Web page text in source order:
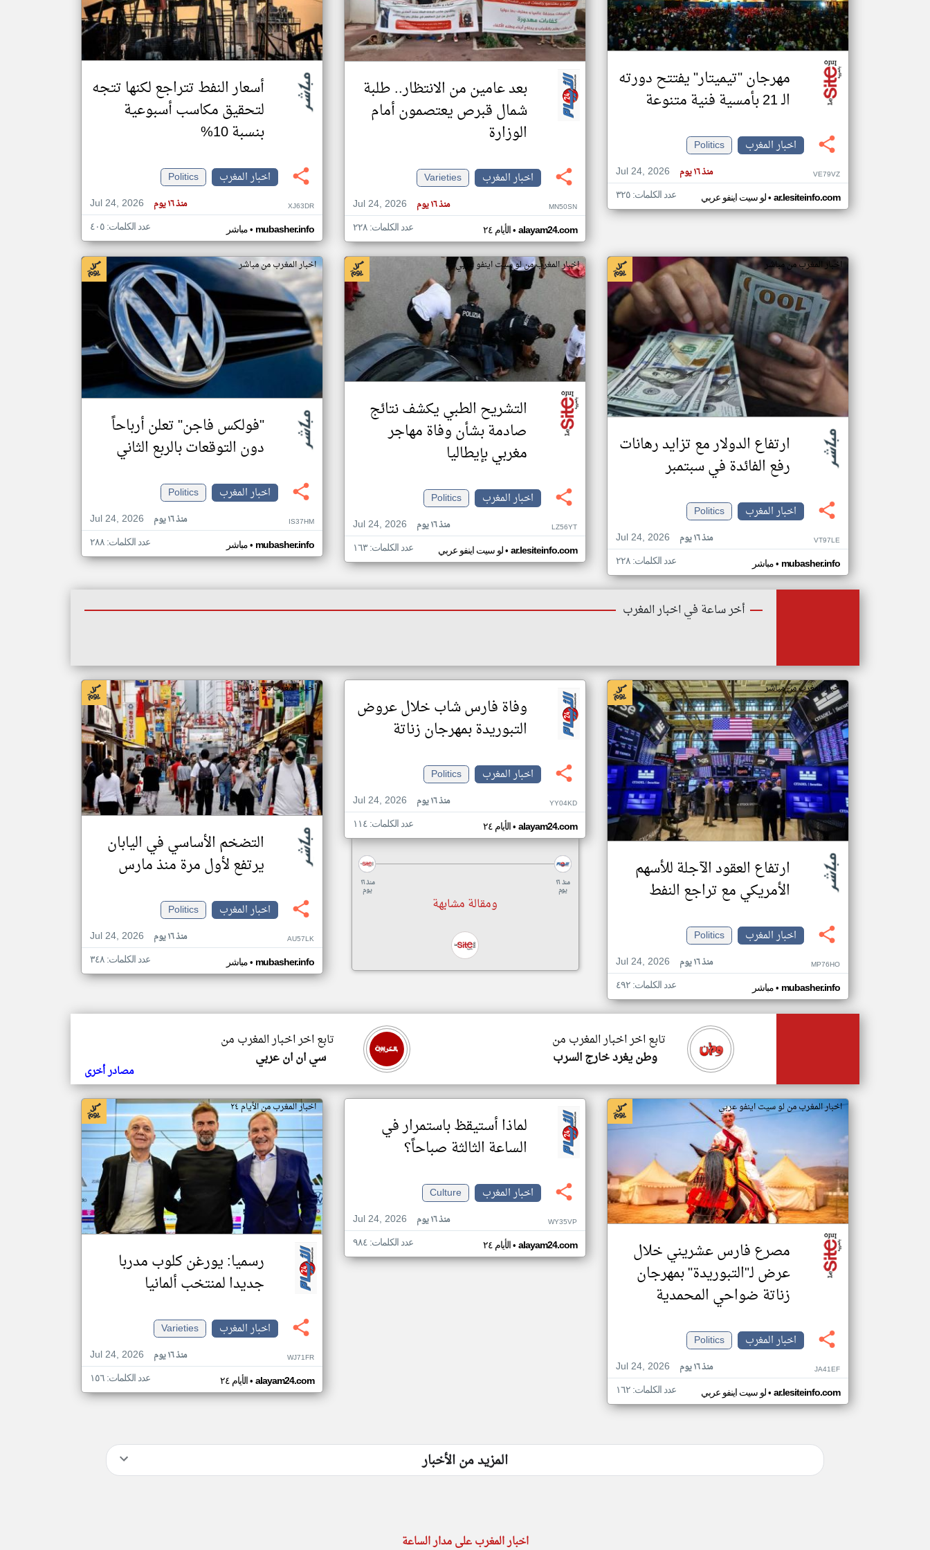
تغيير الدولة
اخبار المغرب على مدار الساعة
أهم اخبار المغرب العاجلة والمباشرة
مهرجان "تيميتار" يفتتح دورته
الـ 21 بأمسية فنية متنوعة
اخبار المغرب
Politics
Jul 24, 2026
منذ ١٦ يوم VE79VZ
لو سيت اينفو عربي• ar.lesiteinfo.com عدد الكلمات: ٣٢٥
بعد عامين من الانتظار.. طلبة
شمال قبرص يعتصمون أمام
الوزارة
اخبار المغرب
Varieties
Jul 24, 2026
منذ ١٦ يوم MN50SN
الأيام ٢٤• alayam24.com عدد الكلمات: ٢٢٨
أسعار النفط تتراجع لكنها تتجه
لتحقيق مكاسب أسبوعية
بنسبة 10%
اخبار المغرب
Politics
Jul 24, 2026
منذ ١٦ يوم XJ63DR
مباشر• mubasher.info عدد الكلمات: ٤٠٥
اخبار المغرب من مباشر
ارتفاع الدولار مع تزايد رهانات
رفع الفائدة في سبتمبر
اخبار المغرب
Politics
Jul 24, 2026
منذ ١٦ يوم VT97LE
مباشر• mubasher.info عدد الكلمات: ٢٢٨
اخبار المغرب من لو سيت اينفو عربي
التشريح الطبي يكشف نتائج
صادمة بشأن وفاة مهاجر
مغربي بإيطاليا
اخبار المغرب
Politics
Jul 24, 2026
منذ ١٦ يوم LZ56YT
لو سيت اينفو عربي• ar.lesiteinfo.com عدد الكلمات: ١٦٣
اخبار المغرب من مباشر
"فولكس فاجن" تعلن أرباحاً
دون التوقعات بالربع الثاني
اخبار المغرب
Politics
Jul 24, 2026
منذ ١٦ يوم IS37HM
مباشر• mubasher.info عدد الكلمات: ٢٨٨
أخر ساعة في اخبار المغرب
اخبار المغرب من مباشر
ارتفاع العقود الآجلة للأسهم
الأمريكي مع تراجع النفط
اخبار المغرب
Politics
Jul 24, 2026
منذ ١٦ يوم MP76HO
مباشر• mubasher.info عدد الكلمات: ٤٩٢
وفاة فارس شاب خلال عروض
التبوريدة بمهرجان زناتة
اخبار المغرب
Politics
Jul 24, 2026
منذ ١٦ يوم YY04KD
الأيام ٢٤• alayam24.com عدد الكلمات: ١١٤
منذ ١٦
يوم
منذ ١٦
يوم
ومقالة مشابهة
اخبار المغرب من مباشر
التضخم الأساسي في اليابان
يرتفع لأول مرة منذ مارس
اخبار المغرب
Politics
Jul 24, 2026
منذ ١٦ يوم AU57LK
مباشر• mubasher.info عدد الكلمات: ٣٤٨
تابع اخر اخبار المغرب من
سي ان ان عربي
تابع اخر اخبار المغرب من
وطن يغرد خارج السرب
مصادر أخرى
اخبار المغرب من لو سيت اينفو عربي
مصرع فارس عشريني خلال
عرض لـ"التبوريدة" بمهرجان
زناتة ضواحي المحمدية
اخبار المغرب
Politics
Jul 24, 2026
منذ ١٦ يوم JA41EF
لو سيت اينفو عربي• ar.lesiteinfo.com عدد الكلمات: ١٦٢
لماذا أستيقظ باستمرار في
الساعة الثالثة صباحاً؟
اخبار المغرب
Culture
Jul 24, 2026
منذ ١٦ يوم WY35VP
الأيام ٢٤• alayam24.com عدد الكلمات: ٩٨٤
اخبار المغرب من الأيام ٢٤
رسميا: يورغن كلوب مدربا
جديدا لمنتخب ألمانيا
اخبار المغرب
Varieties
Jul 24, 2026
منذ ١٦ يوم WJ71FR
الأيام ٢٤• alayam24.com عدد الكلمات: ١٥٦
المزيد من الأخبار
اخبار المغرب على مدار الساعة
klyoum.com